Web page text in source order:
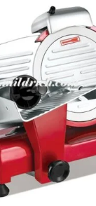
4 ცალი 360-
უხმოდ
აგარიდებთ
დასუფთავება